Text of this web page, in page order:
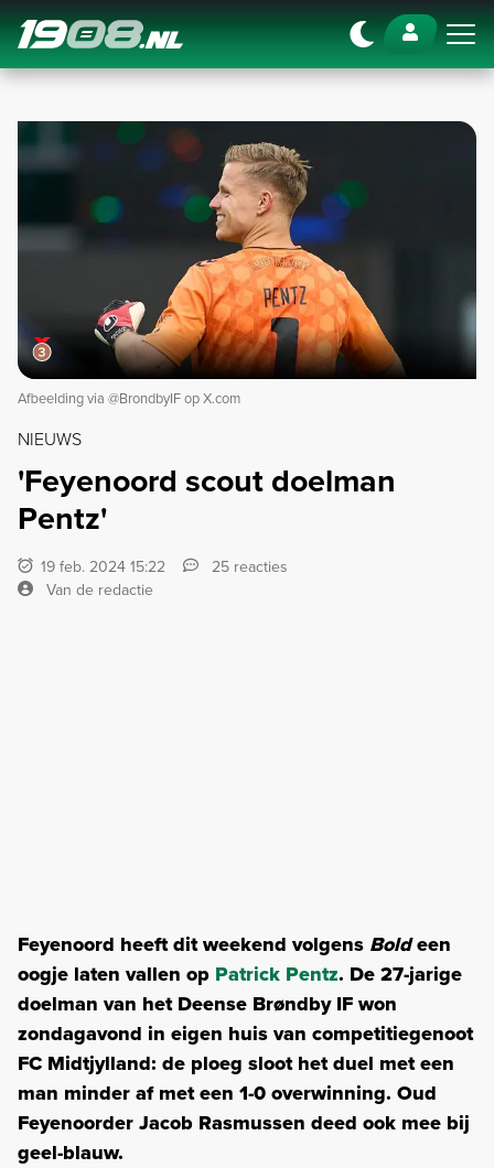
Navigation
Afbeelding via @BrondbyIF op X.com
NIEUWS
'Feyenoord scout doelman
Pentz'
19 feb. 2024 15:22
25 reacties
Van de redactie
Feyenoord heeft dit weekend volgens Boldeen
oogje laten vallen op Patrick Pentz. De 27-jarige
doelman van het Deense Brøndby IF won
zondagavond in eigen huis van competitiegenoot
FC Midtjylland: de ploeg sloot het duel met een
man minder af met een 1-0 overwinning. Oud
Feyenoorder Jacob Rasmussen deed ook mee bij
geel-blauw.